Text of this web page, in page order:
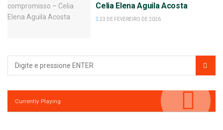
Celia Elena Aguila Acosta
23 DE FEVEREIRO DE 2026
Currently Playing